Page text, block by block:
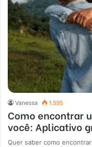
Vanessa 1.595
Como encontrar
você: Aplicativo
Quer saber como